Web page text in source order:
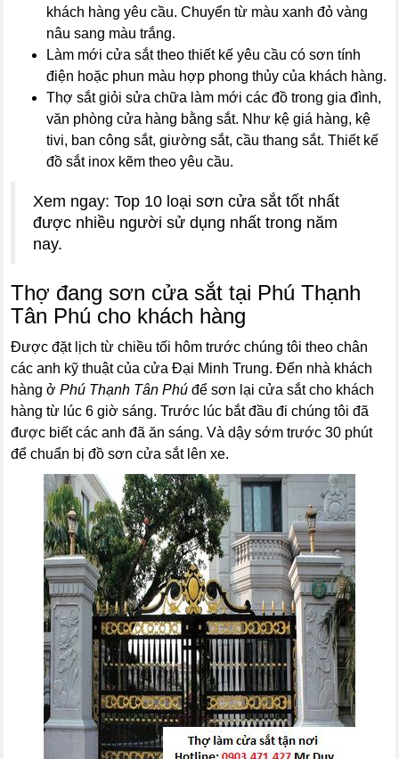
khách hàng yêu cầu. Chuyển từ màu xanh đỏ vàng
nâu sang màu trắng.
Làm mới cửa sắt theo thiết kế yêu cầu có sơn tính
điện hoặc phun màu hợp phong thủy của khách hàng.
Thợ sắt giỏi sửa chữa làm mới các đồ trong gia đình,
văn phòng cửa hàng bằng sắt. Như kệ giá hàng, kệ
tivi, ban công sắt, giường sắt, cầu thang sắt. Thiết kế
đồ sắt inox kẽm theo yêu cầu.
Xem ngay: Top 10 loại sơn cửa sắt tốt nhất
được nhiều người sử dụng nhất trong năm
nay.
Thợ đang sơn cửa sắt tại Phú Thạnh
Tân Phú cho khách hàng
Được đặt lịch từ chiều tối hôm trước chúng tôi theo chân
các anh kỹ thuật của cửa Đại Minh Trung. Đến nhà khách
hàng ởPhú Thạnh Tân Phú để sơn lại cửa sắt cho khách
hàng từ lúc 6 giờ sáng. Trước lúc bắt đầu đi chúng tôi đã
được biết các anh đã ăn sáng. Và dậy sớm trước 30 phút
để chuẩn bị đồ sơn cửa sắt lên xe.